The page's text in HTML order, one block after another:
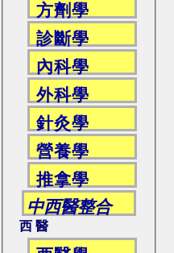
方劑學
診斷學
內科學
外科學
針灸學
營養學
推拿學
中西醫整合
西 醫